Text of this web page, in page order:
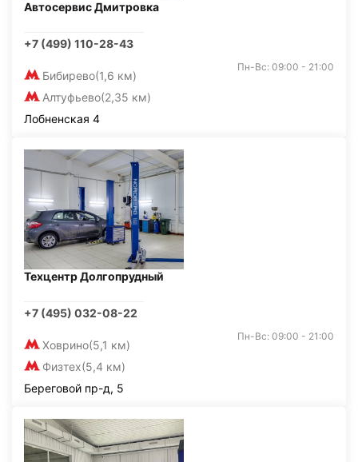
Автосервис Дмитровка
+7 (499) 110-28-43
Бибирево(1,6 км)
Алтуфьево(2,35 км)
Пн-Вс: 09:00 - 21:00
Лобненская 4
Техцентр Долгопрудный
+7 (495) 032-08-22
Ховрино(5,1 км)
Физтех(5,4 км)
Пн-Вс: 09:00 - 21:00
Береговой пр-д, 5